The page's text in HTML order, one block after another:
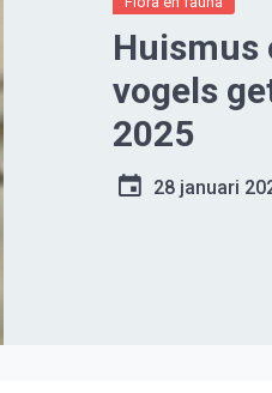
Huismus
vogels
2025
28 januari